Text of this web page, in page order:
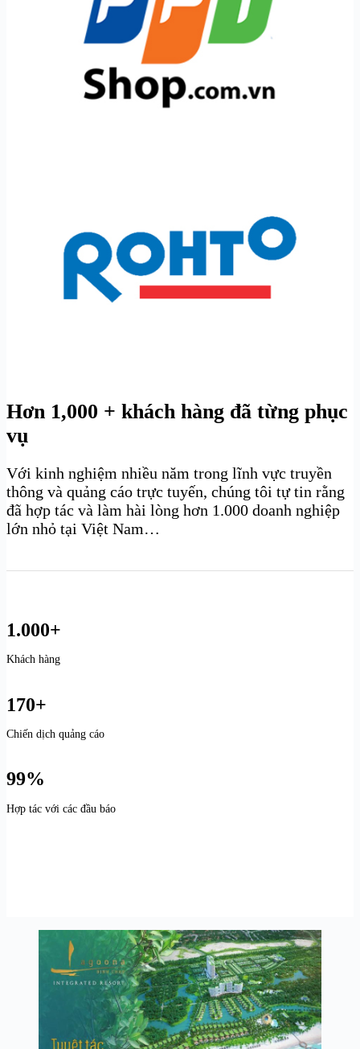
Hơn 1,000 + khách hàng đã từng phục
vụ
Với kinh nghiệm nhiều năm trong lĩnh vực truyền
thông và quảng cáo trực tuyến, chúng tôi tự tin rằng
đã hợp tác và làm hài lòng hơn 1.000 doanh nghiệp
lớn nhỏ tại Việt Nam…
1.000+
Khách hàng
170+
Chiến dịch quảng cáo
99%
Hợp tác với các đầu báo